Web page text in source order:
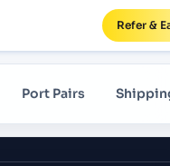
Refer &
Port Pairs